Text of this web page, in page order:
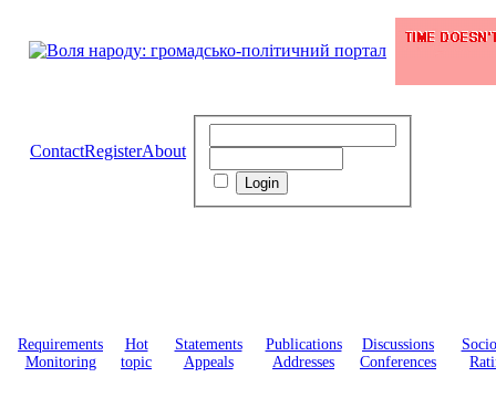
ContactRegisterAbout
Requirements
Monitoring
Hot
topic
Statements
Appeals
Publications
Addresses
Discussions
Conferences